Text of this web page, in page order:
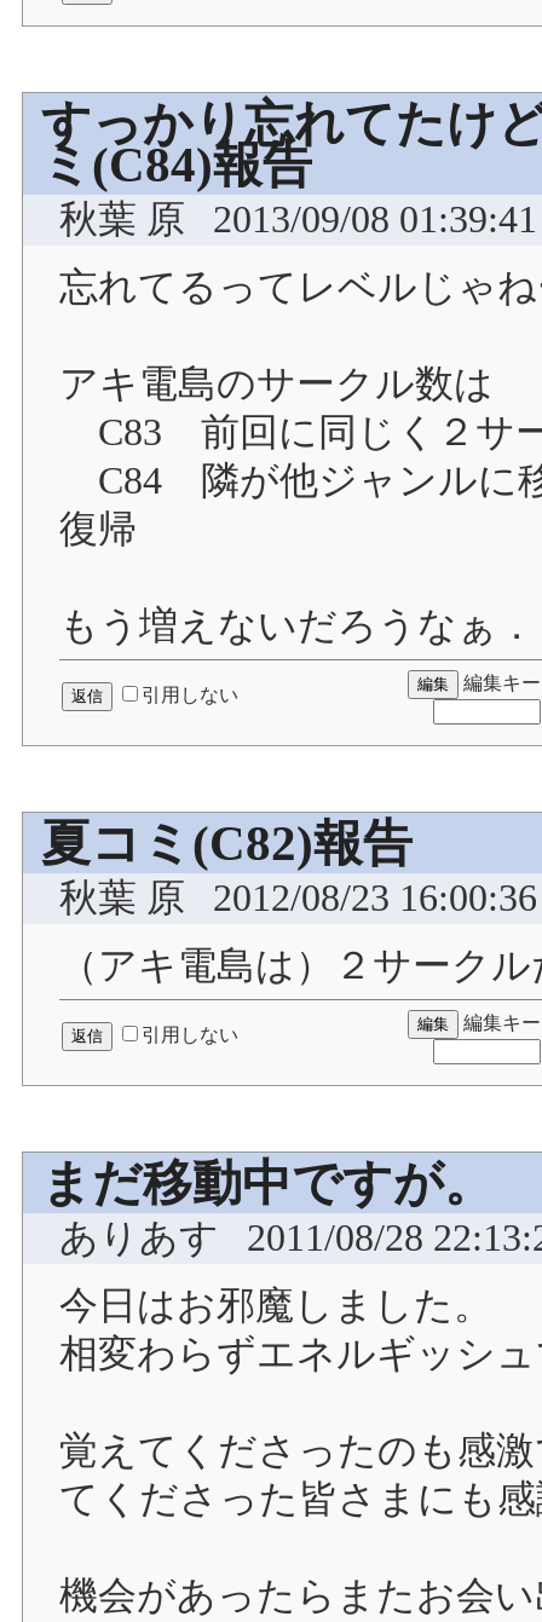
すっかり忘れてたけ
ミ(C84)報告
秋葉 原
2013/09/08 01:39:41
忘れてるってレベルじゃ
アキ電島のサークル数は
C83 前回に同じく２サ
C84 隣が他ジャンルに
復帰
もう増えないだろうなぁ
引用しない
編集キー
夏コミ(C82)報告
秋葉 原
2012/08/23 16:00:36
（アキ電島は）２サーク
引用しない
編集キー
まだ移動中ですが。
ありあす
2011/08/28
今日はお邪魔しました。
相変わらずエネルギッシ
覚えてくださったのも感
てくださった皆さまにも
機会があったらまたお会